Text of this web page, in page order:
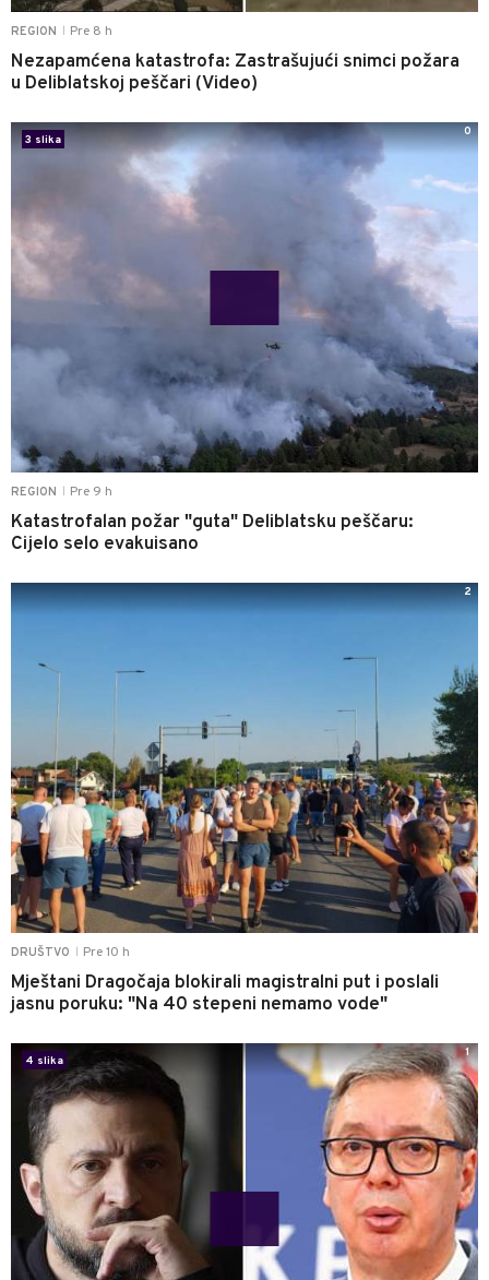
REGION Pre 8 h
Nezapamćena katastrofa: Zastrašujući snimci požara
u Deliblatskoj peščari (Video)
REGION Pre 9 h
Katastrofalan požar "guta" Deliblatsku peščaru:
Cijelo selo evakuisano
3 slika
0
DRUŠTVO Pre 10 h
Mještani Dragočaja blokirali magistralni put i poslali
jasnu poruku: "Na 40 stepeni nemamo vode"
2
4 slika
1